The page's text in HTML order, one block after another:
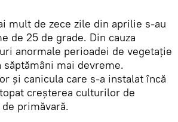
mult de zece zile din aprilie s-au
de 25 de grade. Din cauza
anormale perioadei de vegetație
săptămâni mai devreme.
și canicula care s-a instalat încă
creșterea culturilor de
primăvară.